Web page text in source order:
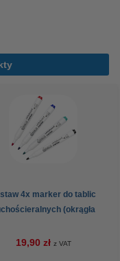
4x marker do tablic
(okrągła
19,90 zł z VAT